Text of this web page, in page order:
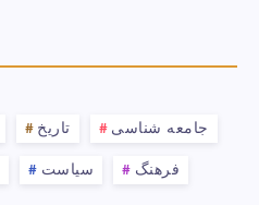
تاریخ جامعه شناسی
سیاست فرهنگ